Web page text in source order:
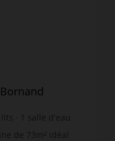
lits
salle d'eau
de 73m² idéal